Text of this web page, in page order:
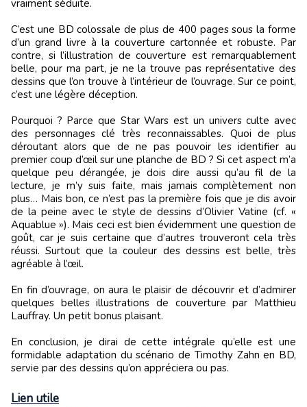
vraiment séduite.
C’est une BD colossale de plus de 400 pages sous la forme
d’un grand livre à la couverture cartonnée et robuste. Par
contre, si l’illustration de couverture est remarquablement
belle, pour ma part, je ne la trouve pas représentative des
dessins que l’on trouve à l’intérieur de l’ouvrage. Sur ce point,
c’est une légère déception.
Pourquoi ? Parce que Star Wars est un univers culte avec
des personnages clé très reconnaissables. Quoi de plus
déroutant alors que de ne pas pouvoir les identifier au
premier coup d’œil sur une planche de BD ? Si cet aspect m’a
quelque peu dérangée, je dois dire aussi qu’au fil de la
lecture, je m’y suis faite, mais jamais complètement non
plus… Mais bon, ce n’est pas la première fois que je dis avoir
de la peine avec le style de dessins d’Olivier Vatine (cf. «
Aquablue »). Mais ceci est bien évidemment une question de
goût, car je suis certaine que d’autres trouveront cela très
réussi. Surtout que la couleur des dessins est belle, très
agréable à l’œil.
En fin d’ouvrage, on aura le plaisir de découvrir et d’admirer
quelques belles illustrations de couverture par Matthieu
Lauffray. Un petit bonus plaisant.
En conclusion, je dirai de cette intégrale qu’elle est une
formidable adaptation du scénario de Timothy Zahn en BD,
servie par des dessins qu’on appréciera ou pas.
Lien utile